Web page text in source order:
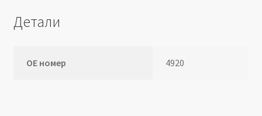
Детали
ОЕ номер 4920